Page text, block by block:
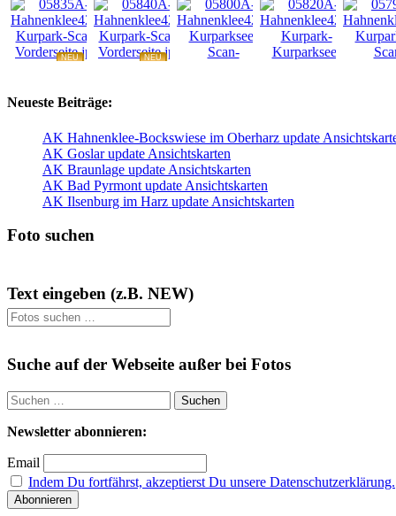
NEU
NEU
Neueste Beiträge:
AK Hahnenklee-Bockswiese im Oberharz update
AK Goslar update Ansichtskarten
AK Braunlage update Ansichtskarten
AK Bad Pyrmont update Ansichtskarten
AK Ilsenburg im Harz update Ansichtskarten
Foto suchen
Text eingeben (z.B. NEW)
Suche auf der Webseite außer bei Fotos
Suchen
nach:
Newsletter abonnieren:
Email
Indem Du fortfährst, akzeptierst Du unsere Datenschutzerklärung.